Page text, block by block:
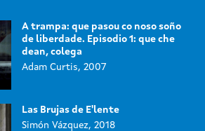
A trampa: que pasou co noso soño
de liberdade. Episodio 1: que che
dean, colega
Adam Curtis, 2007
Las Brujas de E'lente
Simón Vázquez, 2018